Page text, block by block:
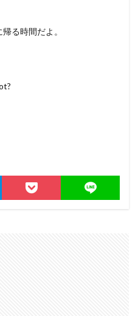
る時間だよ。